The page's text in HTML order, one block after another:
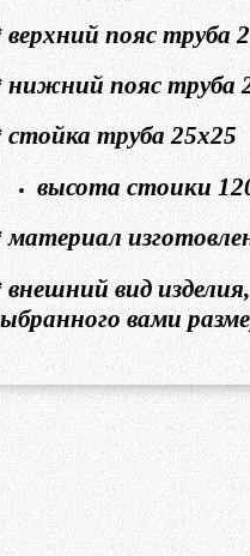
пояс труба
нижний пояс труба
труба 25х25
высота стоики
материал
внешний вид
вами